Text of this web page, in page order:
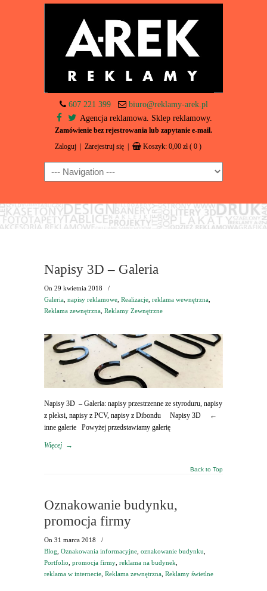
607 221 399
biuro@reklamy-arek.pl
Agencja reklamowa. Sklep reklamowy.
Zamówienie bez rejestrowania lub zapytanie e-mail.
Zaloguj Zarejestruj się Koszyk: 0,00 zł ( 0 )
Navigation
Napisy 3D – Galeria
On 29 kwietnia 2018
/
Galeria napisy reklamowe Realizacje reklama wewnętrzna
Reklama zewnętrzna Reklamy Zewnętrzne
Napisy 3D – Galeria: napisy przestrzenne ze styroduru, napisy
z pleksi, napisy z PCV, napisy z Dibondu Napisy 3D ←
inne galerie Powyżej przedstawiamy galerię
Więcej →
Back to Top
Oznakowanie budynku,
promocja firmy
On 31 marca 2018
/
Blog Oznakowania informacyjne oznakowanie budynku
Portfolio promocja firmy reklama na budynek
reklama w internecie Reklama zewnętrzna Reklamy świetlne